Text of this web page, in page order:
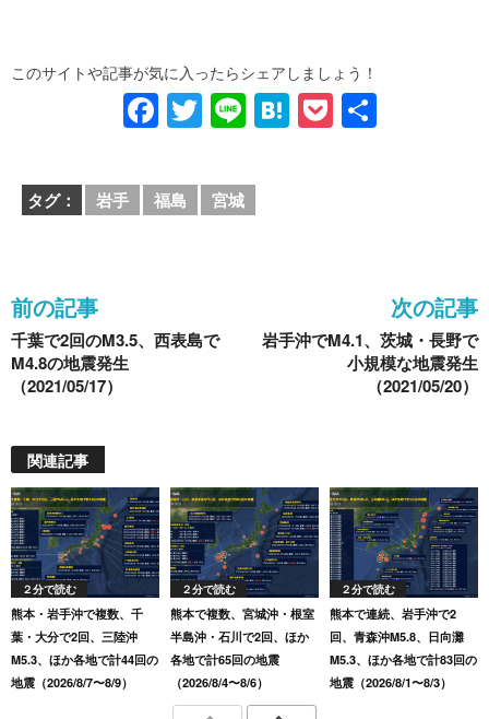
このサイトや記事が気に入ったらシェアしましょう！
F
a
c
e
o
k
T
wi
tt
er
Li
n
e
H
at
P
o
タグ： 岩手 福島 宮城
前の記事
千葉で2回のM3.5、西表島で
M4.8の地震発生
（2021/05/17）
次の記事
岩手沖でM4.1、茨城・長野で
小規模な地震発生
（2021/05/20）
関連記事
２分で読む
熊本・岩手沖で複数、千
葉・大分で2回、三陸沖
M5.3、ほか各地で計44回の
地震（2026/8/7〜8/9）
２分で読む
熊本で複数、宮城沖・根室
半島沖・石川で2回、ほか
各地で計65回の地震
（2026/8/4〜8/6）
２分で読む
熊本で連続、岩手沖で2
回、青森沖M5.8、日向灘
M5.3、ほか各地で計83回の
地震（2026/8/1〜8/3）